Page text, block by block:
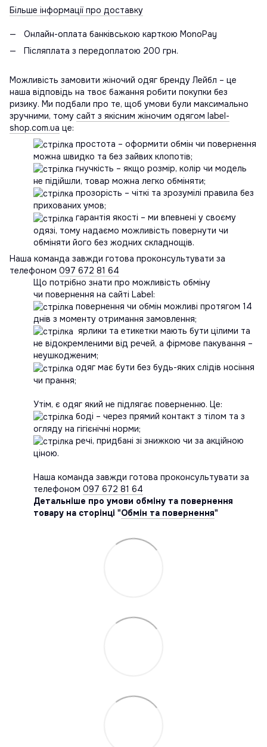
Більше інформації про доставку
Онлайн-оплата банківською карткою MonoPay
Післяплата з передоплатою 200 грн.
Можливість замовити жіночий одяг бренду Лейбл – це
наша відповідь на твоє бажання робити покупки без
ризику. Ми подбали про те, щоб умови були максимально
зручними, тому сайт з якісним жіночим одягом label-
shop.com.ua це:
простота – оформити обмін чи повернення
можна швидко та без зайвих клопотів;
гнучкість – якщо розмір, колір чи модель
не підійшли, товар можна легко обміняти;
прозорість – чіткі та зрозумілі правила без
прихованих умов;
гарантія якості – ми впевнені у своєму
одязі, тому надаємо можливість повернути чи
обміняти його без жодних складнощів.
Наша команда завжди готова проконсультувати за
телефоном 097 672 81 64
Що потрібно знати про можливість обміну
чи повернення на сайті Label:
повернення чи обмін можливі протягом 14
днів з моменту отримання замовлення;
ярлики та етикетки мають бути цілими та
не відокремленими від речей, а фірмове пакування –
неушкодженим;
одяг має бути без будь-яких слідів носіння
чи прання;
Утім, є одяг який не підлягає поверненню. Це:
боді – через прямий контакт з тілом та з
огляду на гігієнічні норми;
речі, придбані зі знижкою чи за акційною
ціною.
Наша команда завжди готова проконсультувати за
телефоном 097 672 81 64
Детальніше про умови обміну та повернення
товару на сторінці "Обмін та повернення"